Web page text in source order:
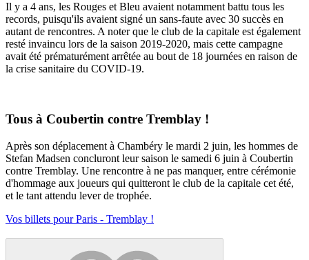
Il y a 4 ans, les Rouges et Bleu avaient notamment battu tous les
records, puisqu'ils avaient signé un sans-faute avec 30 succès en
autant de rencontres. A noter que le club de la capitale est également
resté invaincu lors de la saison 2019-2020, mais cette campagne
avait été prématurément arrêtée au bout de 18 journées en raison de
la crise sanitaire du COVID-19.
Tous à Coubertin contre Tremblay !
Après son déplacement à Chambéry le mardi 2 juin, les hommes de
Stefan Madsen concluront leur saison le samedi 6 juin à Coubertin
contre Tremblay. Une rencontre à ne pas manquer, entre cérémonie
d'hommage aux joueurs qui quitteront le club de la capitale cet été,
et le tant attendu lever de trophée.
Vos billets pour Paris - Tremblay !